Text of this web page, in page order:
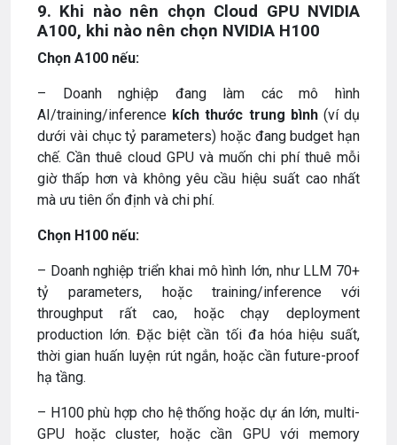
9. Khi nào nên chọn Cloud GPU NVIDIA
A100, khi nào nên chọn NVIDIA H100
Chọn A100 nếu:
– Doanh nghiệp đang làm các mô hình
AI/training/inference kích thước trung bình(ví dụ
dưới vài chục tỷ parameters) hoặc đang budget hạn
chế. Cần thuê cloud GPU và muốn chi phí thuê mỗi
giờ thấp hơn và không yêu cầu hiệu suất cao nhất
mà ưu tiên ổn định và chi phí.
Chọn H100 nếu:
– Doanh nghiệp triển khai mô hình lớn, như LLM 70+
tỷ parameters, hoặc training/inference với
throughput rất cao, hoặc chạy deployment
production lớn. Đặc biệt cần tối đa hóa hiệu suất,
thời gian huấn luyện rút ngắn, hoặc cần future-proof
hạ tầng.
– H100 phù hợp cho hệ thống hoặc dự án lớn, multi-
GPU hoặc cluster, hoặc cần GPU với memory